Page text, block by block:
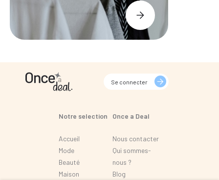
Se connecter
Notre selection
Accueil
Mode
Beauté
Maison
Once a Deal
Nous contacter
Qui sommes-
nous ?
Blog